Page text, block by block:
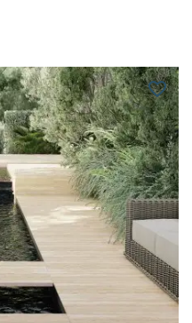
favorite_border